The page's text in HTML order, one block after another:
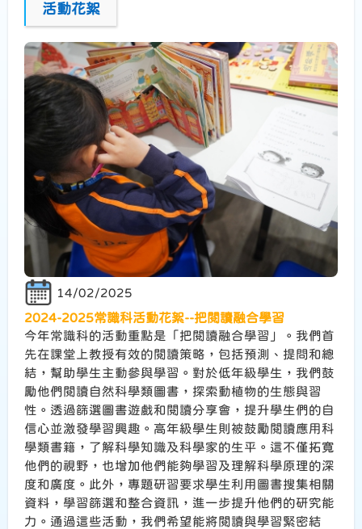
活動花絮
14/02/2025
2024-2025常識科活動花絮--把閱讀融合學習
今年常識科的活動重點是「把閱讀融合學習」。我們首
先在課堂上教授有效的閱讀策略，包括預測、提問和總
結，幫助學生主動參與學習。對於低年級學生，我們鼓
勵他們閱讀自然科學類圖書，探索動植物的生態與習
性。透過篩選圖書遊戲和閱讀分享會，提升學生們的自
信心並激發學習興趣。高年級學生則被鼓勵閱讀應用科
學類書籍，了解科學知識及科學家的生平。這不僅拓寬
他們的視野，也增加他們能夠學習及理解科學原理的深
度和廣度。此外，專題研習要求學生利用圖書搜集相關
資料，學習篩選和整合資訊，進一步提升他們的研究能
力。通過這些活動，我們希望能將閱讀與學習緊密結